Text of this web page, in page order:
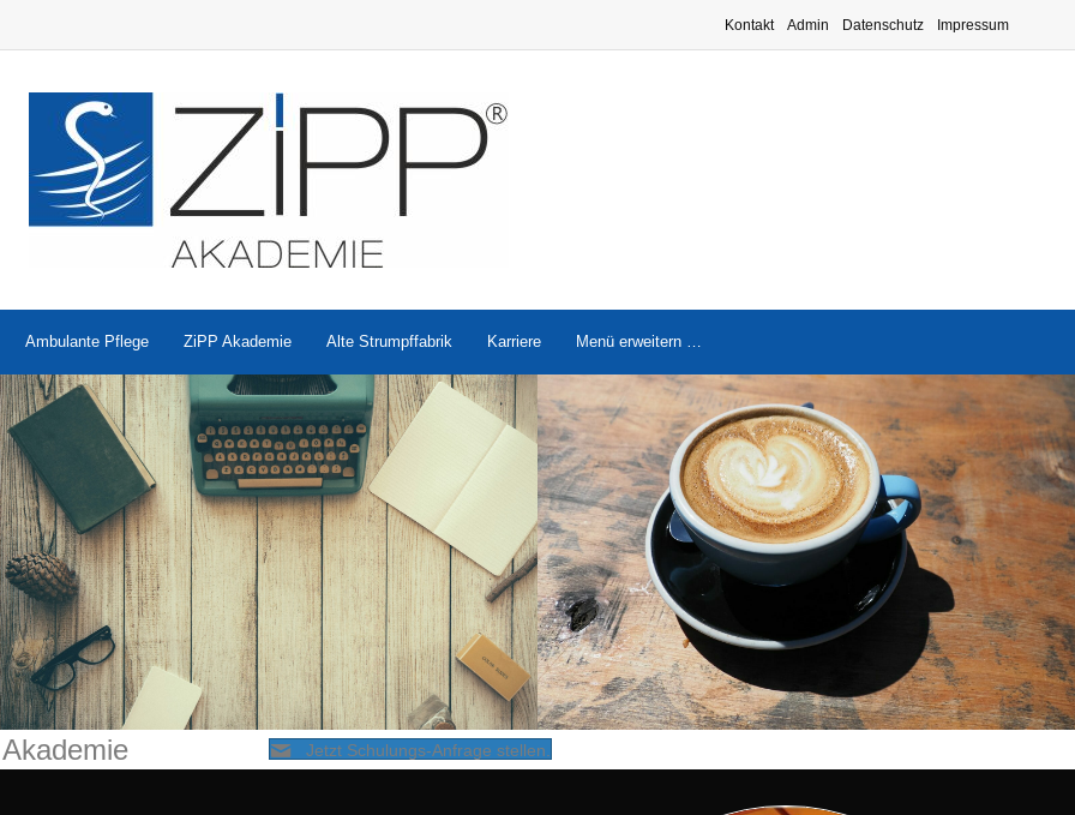
Kontakt Admin Datenschutz Impressum
Ambulante Pflege ZiPP Akademie Alte Strumpffabrik Karriere Menü erweitern …
Jetzt Schulungs-Anfrage stellen.